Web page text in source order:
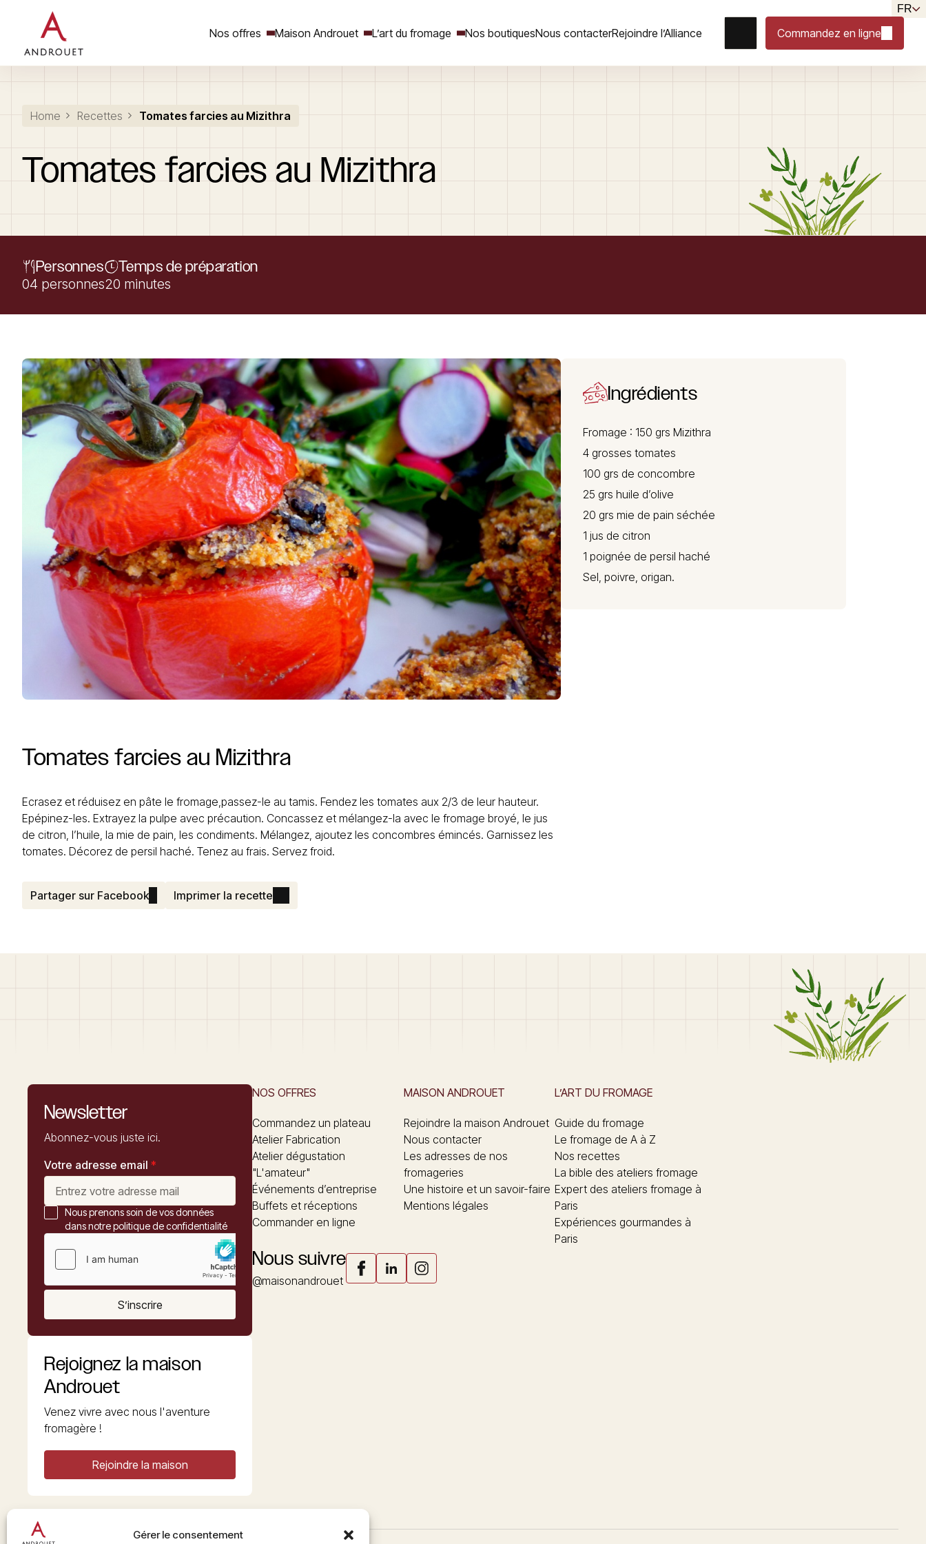
Gérer le consentement
Nos offres Maison Androuet L’art du fromage Nos boutiquesNous contacterRejoindre l’Alliance Commandez en ligne
FR
Rechercher un mot clé
Home Recettes Tomates farcies au Mizithra
Tomates farcies au Mizithra
Personnes
04 personnes
Temps de préparation
20 minutes
Tomates farcies au Mizithra
Ecrasez et réduisez en pâte le fromage,passez-le au tamis. Fendez les tomates aux 2/3 de leur hauteur.
Epépinez-les. Extrayez la pulpe avec précaution. Concassez et mélangez-la avec le fromage broyé, le jus
de citron, l’huile, la mie de pain, les condiments. Mélangez, ajoutez les concombres émincés. Garnissez les
tomates. Décorez de persil haché. Tenez au frais. Servez froid.
Partager sur Facebook Imprimer la recette
Ingrédients
Fromage : 150 grs Mizithra
4 grosses tomates
100 grs de concombre
25 grs huile d’olive
20 grs mie de pain séchée
1 jus de citron
1 poignée de persil haché
Sel, poivre, origan.
Newsletter
Abonnez-vous juste ici.
Votre adresse email *
Nous prenons soin de vos données
dans notre politique de confidentialité
S’inscrire
Rejoignez la maison
Androuet
Venez vivre avec nous l'aventure
fromagère !
Rejoindre la maison
NOS OFFRES
Commandez un plateau
Atelier Fabrication
Atelier dégustation
"L'amateur"
Événements d’entreprise
Buffets et réceptions
Commander en ligne
MAISON ANDROUET
Rejoindre la maison Androuet
Nous contacter
Les adresses de nos
fromageries
Une histoire et un savoir-faire
Mentions légales
L’ART DU FROMAGE
Guide du fromage
Le fromage de A à Z
Nos recettes
La bible des ateliers fromage
Expert des ateliers fromage à
Paris
Expériences gourmandes à
Paris
Nous suivre
@maisonandrouet